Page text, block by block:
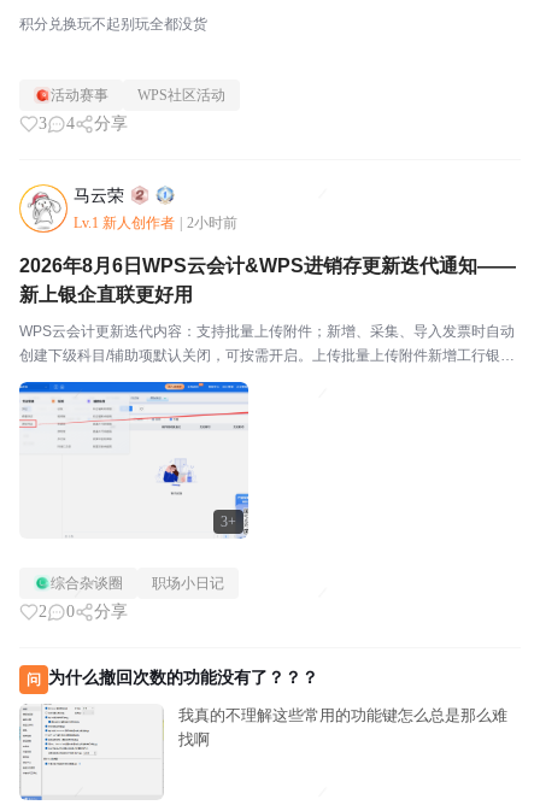
积分兑换玩不起别玩全都没货
活动赛事 WPS社区活动
3 4 分享
马云荣
Lv.1 新人创作者 2小时前
3+
2026年8月6日WPS云会计&WPS进销存更新迭代通知——
新上银企直联更好用
WPS云会计更新迭代内容：支持批量上传附件；新增、采集、导入发票时自动
创建下级科目/辅助项默认关闭，可按需开启。上传批量上传附件新增工行银企
直联，可实现余额查询、明细查询民非会计制度：新增业务活动表季报报表；
科目导入功能支持限定性、非限定性科目属性识别；资...
综合杂谈圈 职场小日记
2 0 分享
问 为什么撤回次数的功能没有了？？？
我真的不理解这些常用的功能键怎么总是那么难
找啊